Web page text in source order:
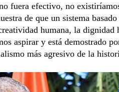
fuera efectivo, no
de que un sistema
humana, la dignidad
aspirar y está demostrado
más agresivo de la